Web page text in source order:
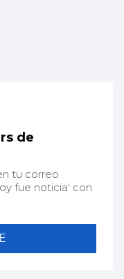
de
tu correo
fue noticia' con